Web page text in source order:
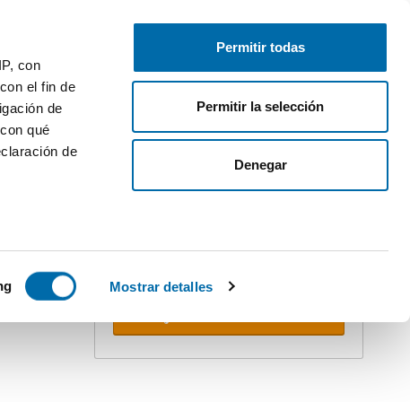
con
el fin de
de
qué
de
(huellas
Mostrar detalles
Permitir todas
Permitir la selección
Denegar
Pubblica Inizia sessione
Non perdere l'occasione. Ricevi nella